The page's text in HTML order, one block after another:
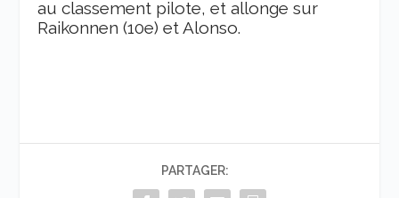
au classement pilote, et allonge sur
Raikonnen (10e) et Alonso.
PARTAGER: